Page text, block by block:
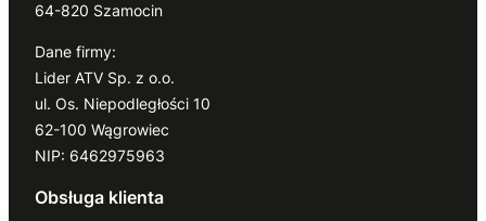
64-820 Szamocin
Dane firmy:
Lider ATV Sp. z o.o.
ul. Os. Niepodległości 10
62-100 Wągrowiec
NIP: 6462975963
Obsługa klienta